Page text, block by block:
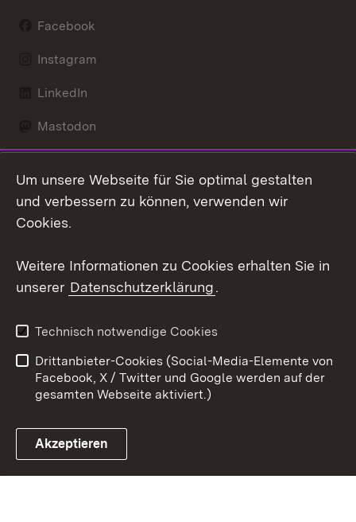
Facebook
Instagram
LinkedIn
Mastodon
X / Twitter
Youtube
Link zum Landesportal
Kontakt
Datenschutz
Barrierefreiheit
Impressum Cookies
Um unsere Webseite für Sie optimal gestalten
und verbessern zu können, verwenden wir
Cookies.
Weitere Informationen zu Cookies erhalten Sie in
unserer Datenschutzerklärung.
Technisch notwendige Cookies
Drittanbieter-Cookies (Social-Media-Elemente von
Facebook, X / Twitter und Google werden auf der
gesamten Webseite aktiviert.)
Akzeptieren